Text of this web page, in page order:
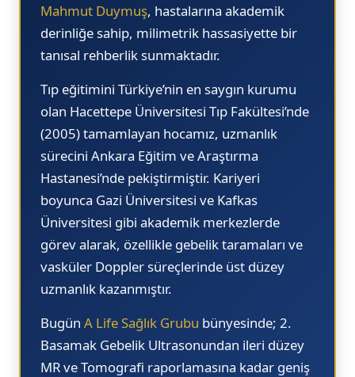
Mahmut Duymuş, hastalarına akademik
derinliğe sahip, milimetrik hassasiyette bir
tanısal rehberlik sunmaktadır.
Tıp eğitimini Türkiye’nin en saygın kurumu
olan Hacettepe Üniversitesi Tıp Fakültesi’nde
(2005) tamamlayan hocamız, uzmanlık
sürecini Ankara Eğitim ve Araştırma
Hastanesi’nde pekiştirmiştir. Kariyeri
boyunca Gazi Üniversitesi ve Kafkas
Üniversitesi gibi akademik merkezlerde
görev alarak, özellikle gebelik taramaları ve
vasküler Doppler süreçlerinde üst düzey
uzmanlık kazanmıştır.
Bugün A Life Sağlık Grubu bünyesinde; 2.
Basamak Gebelik Ultrasonundan ileri düzey
MR ve Tomografi raporlamasına kadar geniş